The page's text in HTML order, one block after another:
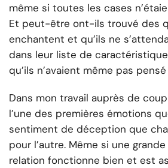
même si toutes les cases
Et peut-être ont-ils trouvé des
enchantent et qu’ils ne
dans leur liste de
qu’ils n’avaient même pas
Dans mon travail auprès de
l’une des premières émotions
sentiment de déception que
pour l’autre. Même si une
relation fonctionne bien et est